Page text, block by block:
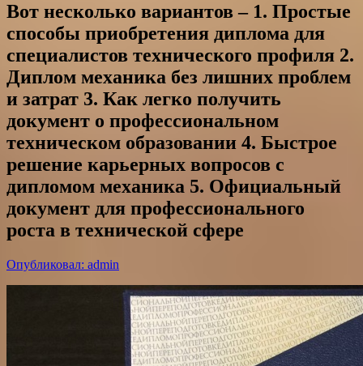
Вот несколько вариантов – 1. Простые
способы приобретения диплома для
специалистов технического профиля 2.
Диплом механика без лишних проблем
и затрат 3. Как легко получить
документ о профессиональном
техническом образовании 4. Быстрое
решение карьерных вопросов с
дипломом механика 5. Официальный
документ для профессионального
роста в технической сфере
Опубликовал: admin